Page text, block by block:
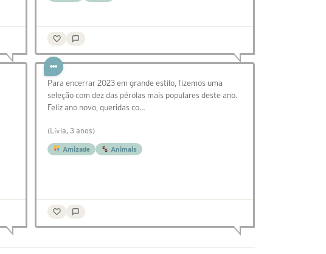
Para encerrar 2023 em grande estilo, fizemos uma
seleção com dez das pérolas mais populares deste ano.
Feliz ano novo, queridas co…
(Lívia, 3 anos)
Amizade Animais